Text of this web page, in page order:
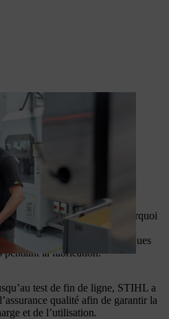
avec ses documents.
de
batteries, les décharges
considérable. C’est pourquoi
de travail antistatiques
les composants électroniques
pendant la fabrication.
test de fin de ligne, STIHL a
qualité afin de garantir la
et de l’utilisation.